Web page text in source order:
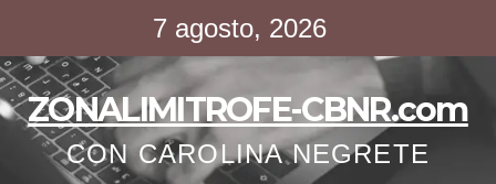
contenido
7 agosto, 2026
ZONALIMITROFE-CBNR.com
CON CAROLINA NEGRETE